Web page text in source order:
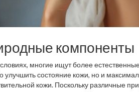
компоненты
многие ищут более
улучшить состояние кожи, но и
кожи. Поскольку различные